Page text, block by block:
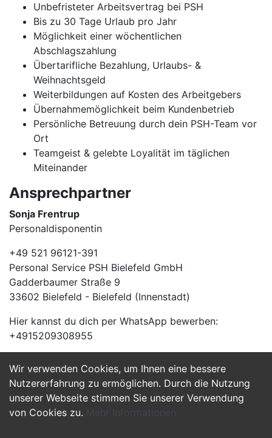
Wir verwenden Cookies, um Ihnen eine bessere
Nutzererfahrung zu ermöglichen. Durch die Nutzung
unserer Webseite stimmen Sie unserer Verwendung
von Cookies zu. Mehr Informationen
Unbefristeter Arbeitsvertrag bei PSH
Bis zu 30 Tage Urlaub pro Jahr
Möglichkeit einer wöchentlichen
Abschlagszahlung
Übertarifliche Bezahlung, Urlaubs- &
Weihnachtsgeld
Weiterbildungen auf Kosten des Arbeitgebers
Übernahmemöglichkeit beim Kundenbetrieb
Persönliche Betreuung durch dein PSH-Team vor
Ort
Teamgeist & gelebte Loyalität im täglichen
Miteinander
Ansprechpartner
Sonja Frentrup
Personaldisponentin
+49 521 96121-391
Personal Service PSH Bielefeld GmbH
Gadderbaumer Straße 9
33602 Bielefeld - Bielefeld (Innenstadt)
Hier kannst du dich per WhatsApp bewerben:
+4915209308955
Jetzt Bewerben